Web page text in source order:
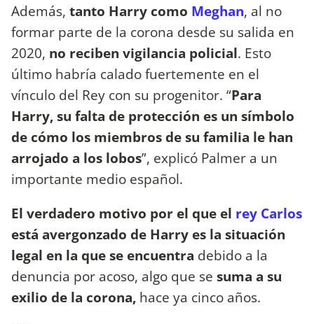
Además, tanto Harry como Meghan, al no
formar parte de la corona desde su salida en
2020, no reciben vigilancia policial. Esto
último habría calado fuertemente en el
vínculo del Rey con su progenitor. “Para
Harry, su falta de protección es un símbolo
de cómo los miembros de su familia le han
arrojado a los lobos”, explicó Palmer a un
importante medio español.
El verdadero motivo por el que el rey Carlos
está avergonzado de Harry es la situación
legal en la que se encuentra debido a la
denuncia por acoso, algo que se suma a su
exilio de la corona, hace ya cinco años.